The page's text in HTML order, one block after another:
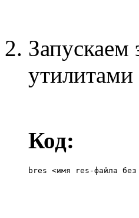
Запускаем
Код:
bres <имя res-файла без